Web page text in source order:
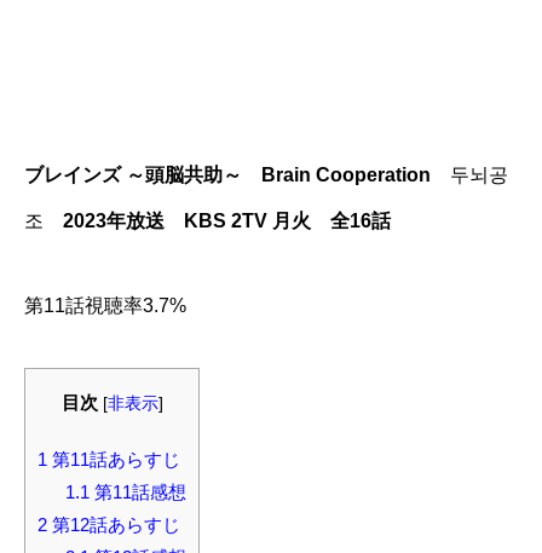
ブレインズ ～頭脳共助～ Brain Cooperation 두뇌공
조 2023年放送 KBS 2TV 月火 全16話
第11話視聴率3.7%
目次 [非表示]
1 第11話あらすじ
1.1 第11話感想
2 第12話あらすじ